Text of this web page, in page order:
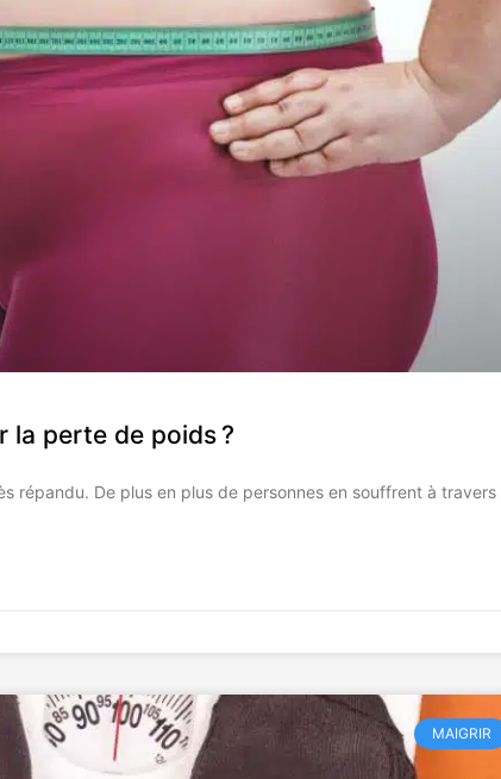
la perte de poids ?
répandu. De plus en plus de personnes en souffrent à travers
MAIGRIR